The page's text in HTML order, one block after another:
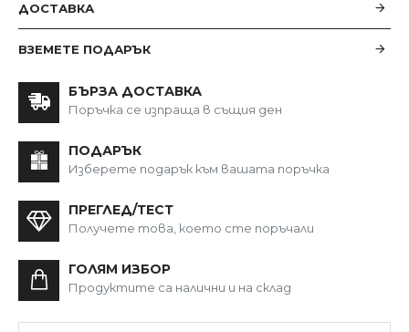
ДОСТАВКА
ВЗЕМЕТЕ ПОДАРЪК
БЪРЗА ДОСТАВКА
Поръчка се изпраща в същия ден
ПОДАРЪК
Изберете подарък към вашата поръчка
ПРЕГЛЕД/ТЕСТ
Получете това, което сте поръчали
ГОЛЯМ ИЗБОР
Продуктите са налични и на склад